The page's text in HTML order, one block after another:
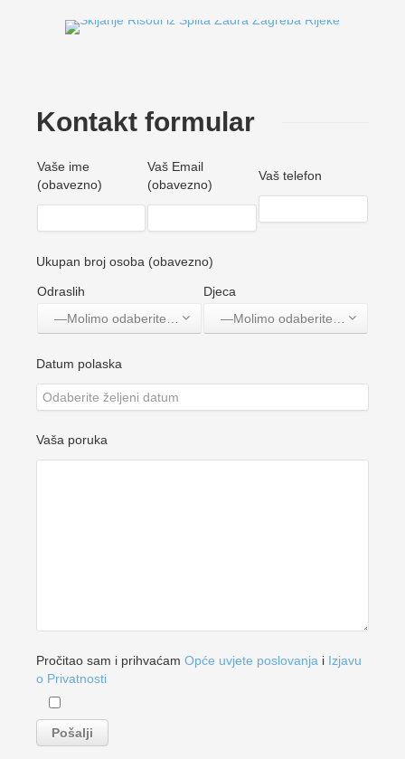
Kontakt formular
Vaše ime
(obavezno)
Vaš Email
(obavezno)
Vaš telefon
Ukupan broj osoba (obavezno)
Odraslih
—Molimo odaberite jednu opciju—
Djeca
—Molimo odaberite jednu opciju—
Datum polaska
Vaša poruka
Pročitao sam i prihvaćam Opće uvjete poslovanja i Izjavu
o Privatnosti